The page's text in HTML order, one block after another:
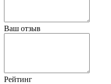
Ваш отзыв
Рейтинг